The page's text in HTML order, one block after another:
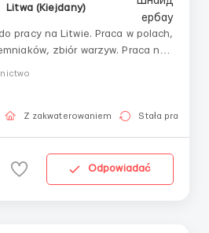
Litwa (Kiejdany)
pracy na Litwie. Praca w polach,
zbiór warzyw. Praca na
także dodatkowa praca w halach
zaletą jest, jeśli masz
w ogrodzie, na polu. ...
Z zakwaterowaniem Stała praca
Odpowiadać